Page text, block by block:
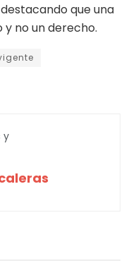
que una
y no un derecho.